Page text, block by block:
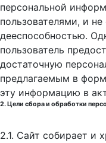
персональной
пользователями, и
дееспособностью.
пользователь
достаточную
предлагаемым в
эту информацию в
2. Цели сбора и обработки
2.1. Сайт собирает и